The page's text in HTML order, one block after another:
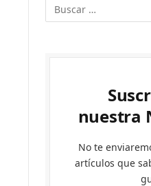
nuestra
No te
artículos que